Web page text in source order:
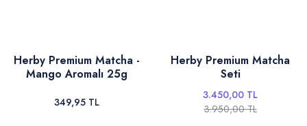
Herby Premium Matcha -
Mango Aromalı 25g
349,95 TL
Herby Premium Matcha
Seti
3.450,00 TL
3.950,00 TL